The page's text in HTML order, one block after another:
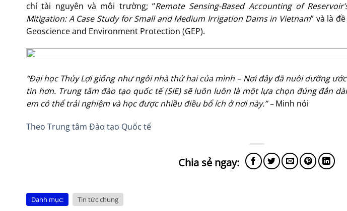
chí tài nguyên và môi trường; “Remote Sensing-Based Accounting of
Mitigation: A Case Study for Small and Medium Irrigation Dams in Vietnam” và là
Geoscience and Environment Protection (GEP).
“Đại học Thủy Lợi giống như ngôi nhà thứ hai của mình – Nơi đây đã nuôi dưỡng
tin hơn. Trung tâm đào tạo quốc tế (SIE) sẽ luôn luôn là một lựa chọn đúng đắn
em có thể trải nghiệm và học được nhiều điều bổ ích ở nơi này.” –Minh nói
Theo Trung tâm Đào tạo Quốc tế
Danh mục: Tin tức chung